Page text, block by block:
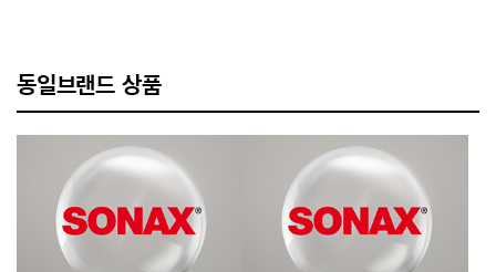
동일브랜드 상품